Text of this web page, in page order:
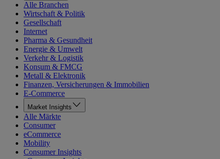
Alle Branchen
Wirtschaft & Politik
Gesellschaft
Internet
Pharma & Gesundheit
Energie & Umwelt
Verkehr & Logistik
Konsum & FMCG
Metall & Elektronik
Finanzen, Versicherungen & Immobilien
E-Commerce
Market Insights
Alle Märkte
Consumer
eCommerce
Mobility
Consumer Insights